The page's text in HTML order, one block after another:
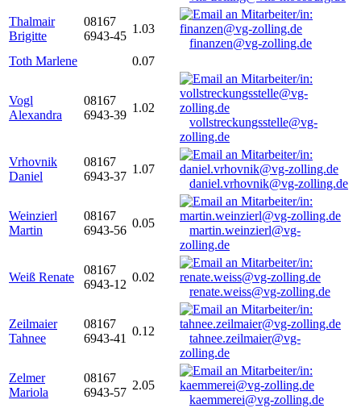
Thalmair
Brigitte
08167
6943-45
1.03
finanzen@vg-zolling.de
Toth Marlene
0.07
Vogl
Alexandra
08167
6943-39
1.02
vollstreckungsstelle@vg-
zolling.de
Vrhovnik
Daniel
08167
6943-37
1.07
daniel.vrhovnik@vg-zolling.de
Weinzierl
Martin
08167
6943-56
0.05
martin.weinzierl@vg-
zolling.de
Weiß Renate
08167
6943-12
0.02
renate.weiss@vg-zolling.de
Zeilmaier
Tahnee
08167
6943-41
0.12
tahnee.zeilmaier@vg-
zolling.de
Zelmer
Mariola
08167
6943-57
2.05
kaemmerei@vg-zolling.de